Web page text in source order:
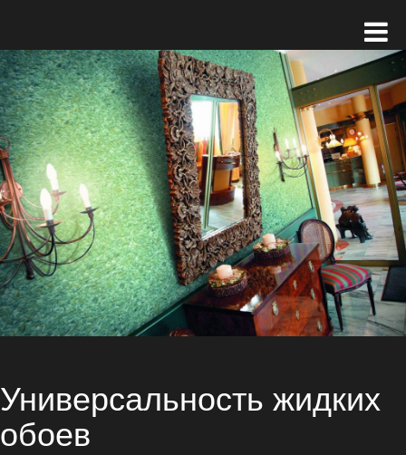
Универсальность жидких
обоев